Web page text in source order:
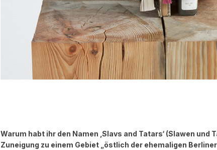
Warum habt ihr den Namen ‚Slavs and Tatars‘ (Slawen und
Zuneigung zu einem Gebiet „östlich der ehemaligen